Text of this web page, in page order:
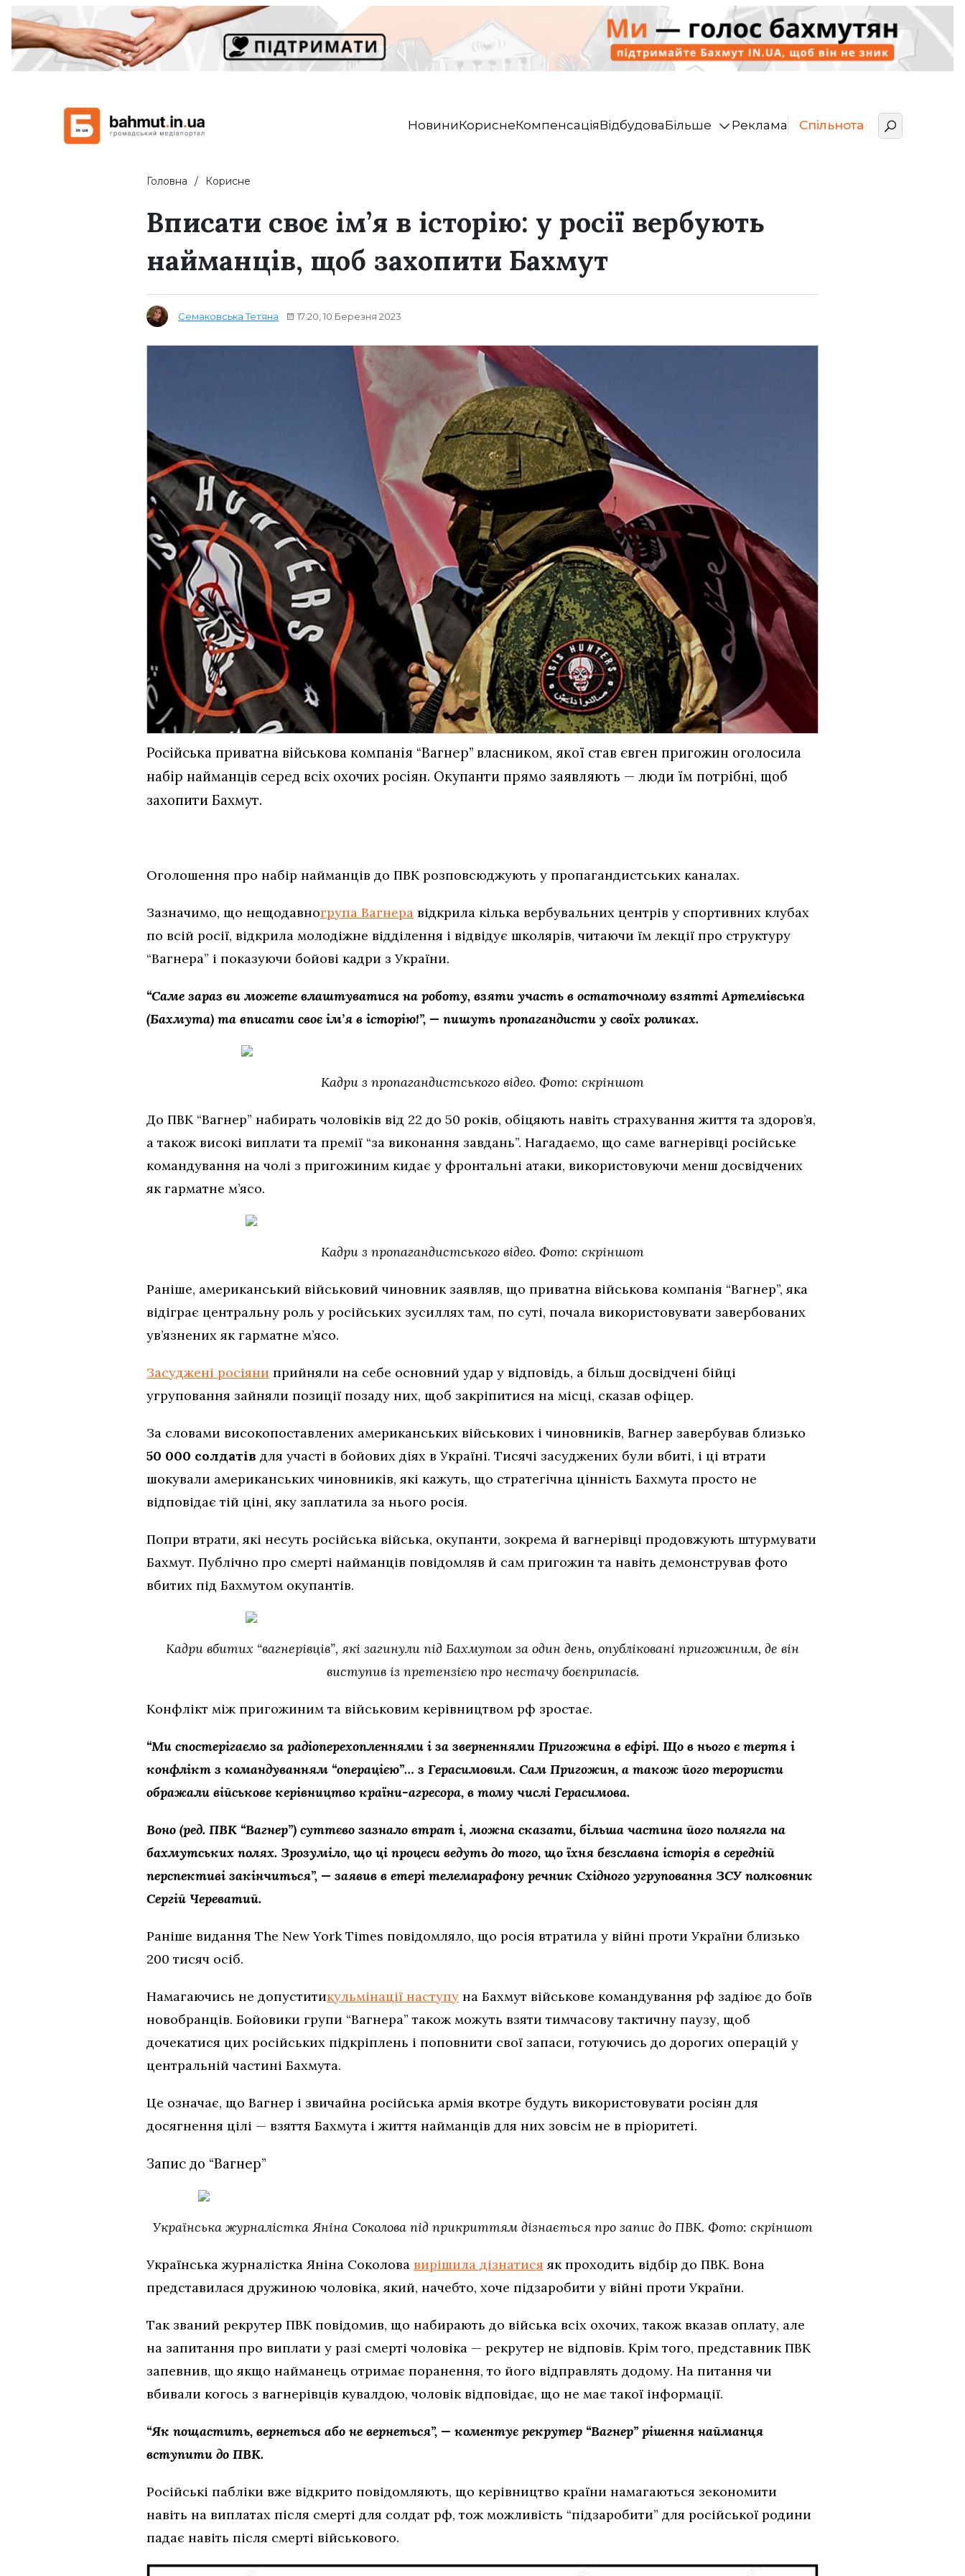
НовиниКориснеКомпенсаціяВідбудоваБільше Реклама Спільнота
Головна Корисне
Вписати своє ім’я в історію: у росії вербують
найманців, щоб захопити Бахмут
Семаковська Тетяна 17:20, 10 Березня 2023
Російська приватна військова компанія “Вагнер” власником, якої став євген пригожин оголосила
набір найманців серед всіх охочих росіян. Окупанти прямо заявляють — люди їм потрібні, щоб
захопити Бахмут.
Оголошення про набір найманців до ПВК розповсюджують у пропагандистських каналах.
Зазначимо, що нещодавногрупа Вагнера відкрила кілька вербувальних центрів у спортивних клубах
по всій росії, відкрила молодіжне відділення і відвідує школярів, читаючи їм лекції про структуру
“Вагнера” і показуючи бойові кадри з України.
“Саме зараз ви можете влаштуватися на роботу, взяти участь в остаточному взятті Артемівська
(Бахмута) та вписати своє ім’я в історію!”, — пишуть пропагандисти у своїх роликах.
Кадри з пропагандистського відео. Фото: скріншот
До ПВК “Вагнер” набирать чоловіків від 22 до 50 років, обіцяють навіть страхування життя та здоров’я,
а також високі виплати та премії “за виконання завдань”. Нагадаємо, що саме вагнерівці російське
командування на чолі з пригожиним кидає у фронтальні атаки, використовуючи менш досвідчених
як гарматне м’ясо.
Кадри з пропагандистського відео. Фото: скріншот
Раніше, американський військовий чиновник заявляв, що приватна військова компанія “Вагнер”, яка
відіграє центральну роль у російських зусиллях там, по суті, почала використовувати завербованих
ув’язнених як гарматне м’ясо.
Засуджені росіяни прийняли на себе основний удар у відповідь, а більш досвідчені бійці
угруповання зайняли позиції позаду них, щоб закріпитися на місці, сказав офіцер.
За словами високопоставлених американських військових і чиновників, Вагнер завербував близько
50 000 солдатів для участі в бойових діях в Україні. Тисячі засуджених були вбиті, і ці втрати
шокували американських чиновників, які кажуть, що стратегічна цінність Бахмута просто не
відповідає тій ціні, яку заплатила за нього росія.
Попри втрати, які несуть російська війська, окупанти, зокрема й вагнерівці продовжують штурмувати
Бахмут. Публічно про смерті найманців повідомляв й сам пригожин та навіть демонстрував фото
вбитих під Бахмутом окупантів.
Кадри вбитих “вагнерівців”, які загинули під Бахмутом за один день, опубліковані пригожиним, де він
виступив із претензією про нестачу боєприпасів.
Конфлікт між пригожиним та військовим керівництвом рф зростає.
“Ми спостерігаємо за радіоперехопленнями і за зверненнями Пригожина в ефірі. Що в нього є тертя і
конфлікт з командуванням “операцією”… з Герасимовим. Сам Пригожин, а також його терористи
ображали військове керівництво країни-агресора, в тому числі Герасимова.
Воно (ред. ПВК “Вагнер”) суттєво зазнало втрат і, можна сказати, більша частина його полягла на
бахмутських полях. Зрозуміло, що ці процеси ведуть до того, що їхня безславна історія в середній
перспективі закінчиться”, — заявив в етері телемарафону речник Східного угруповання ЗСУ полковник
Сергій Череватий.
Раніше видання The New York Times повідомляло, що росія втратила у війні проти України близько
200 тисяч осіб.
Намагаючись не допуститикульмінації наступу на Бахмут військове командування рф задіює до боїв
новобранців. Бойовики групи “Вагнера” також можуть взяти тимчасову тактичну паузу, щоб
дочекатися цих російських підкріплень і поповнити свої запаси, готуючись до дорогих операцій у
центральній частині Бахмута.
Це означає, що Вагнер і звичайна російська армія вкотре будуть використовувати росіян для
досягнення цілі — взяття Бахмута і життя найманців для них зовсім не в пріоритеті.
Запис до “Вагнер”
Українська журналістка Яніна Соколова під прикриттям дізнається про запис до ПВК. Фото: скріншот
Українська журналістка Яніна Соколова вирішила дізнатися як проходить відбір до ПВК. Вона
представилася дружиною чоловіка, який, начебто, хоче підзаробити у війні проти України.
Так званий рекрутер ПВК повідомив, що набирають до війська всіх охочих, також вказав оплату, але
на запитання про виплати у разі смерті чоловіка — рекрутер не відповів. Крім того, представник ПВК
запевнив, що якщо найманець отримає поранення, то його відправлять додому. На питання чи
вбивали когось з вагнерівців кувалдою, чоловік відповідає, що не має такої інформації.
“Як пощастить, вернеться або не вернеться”, — коментує рекрутер “Вагнер” рішення найманця
вступити до ПВК.
Російські пабліки вже відкрито повідомляють, що керівництво країни намагаються зекономити
навіть на виплатах після смерті для солдат рф, тож можливість “підзаробити” для російської родини
падає навіть після смерті військового.